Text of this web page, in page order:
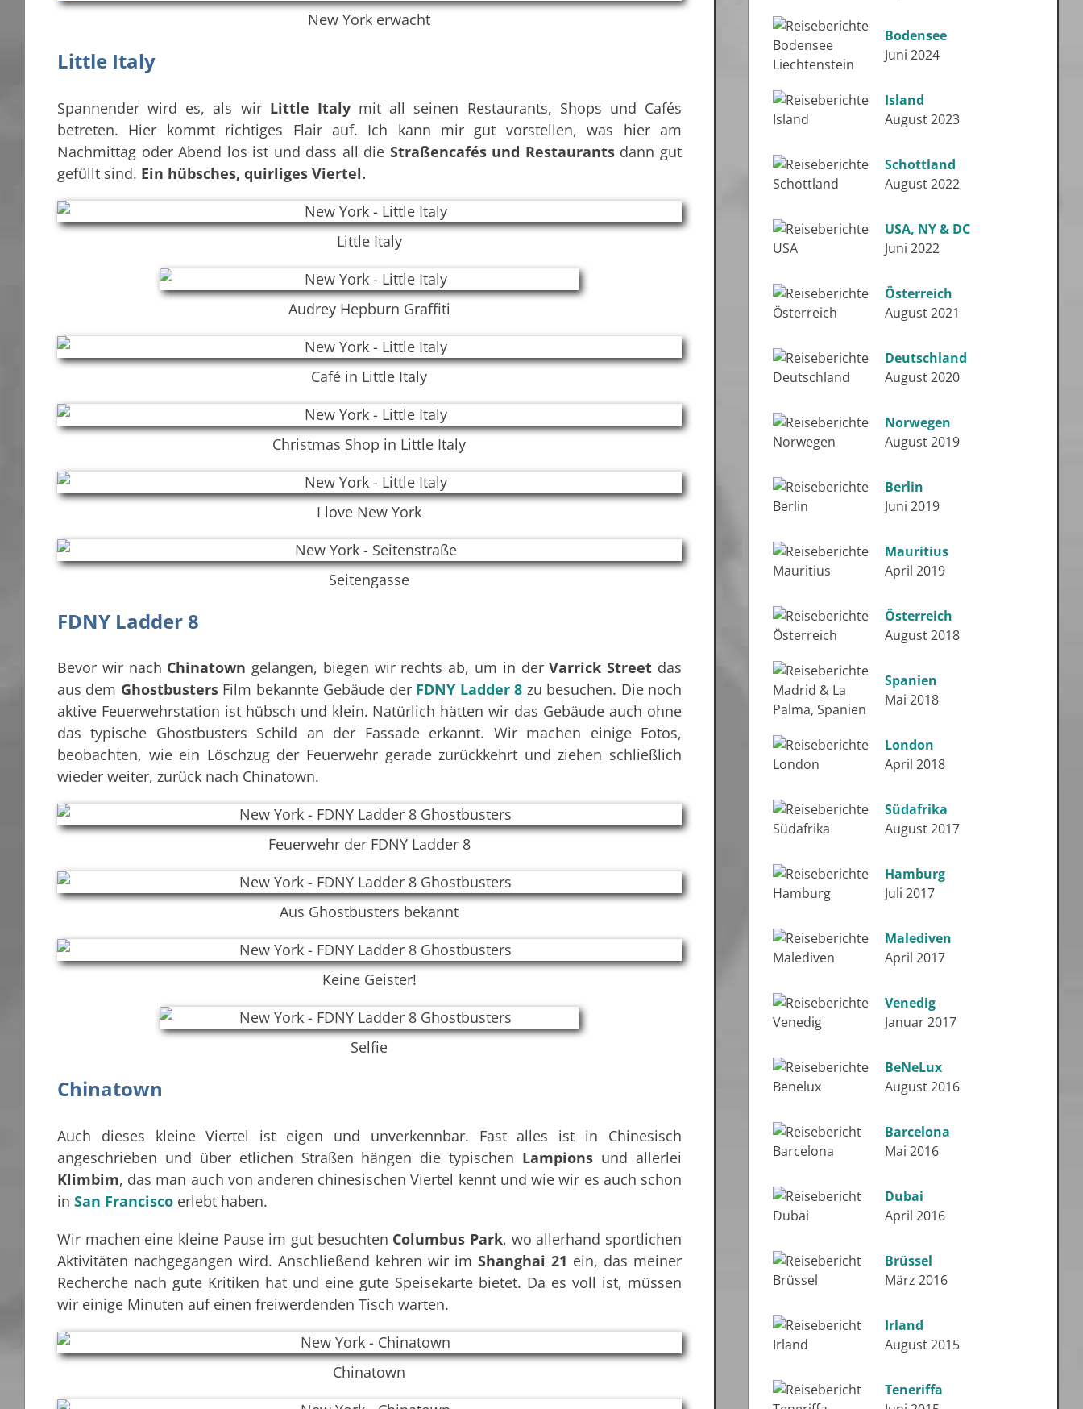
New York erwacht
Little Italy
Spannender wird es, als wir Little Italymit all seinen Restaurants, Shops und Cafés
betreten. Hier kommt richtiges Flair auf. Ich kann mir gut vorstellen, was hier am
Nachmittag oder Abend los ist und dass all die Straßencafés und Restaurantsdann gut
gefüllt sind. Ein hübsches, quirliges Viertel.
Little Italy
Audrey Hepburn Graffiti
Café in Little Italy
Christmas Shop in Little Italy
I love New York
Seitengasse
FDNY Ladder 8
Bevor wir nach Chinatown gelangen, biegen wir rechts ab, um in derVarrick Street das
aus dem GhostbustersFilm bekannte Gebäude der FDNY Ladder 8 zu besuchen. Die noch
aktive Feuerwehrstation ist hübsch und klein. Natürlich hätten wir das Gebäude auch ohne
das typische Ghostbusters Schild an der Fassade erkannt. Wir machen einige Fotos,
beobachten, wie ein Löschzug der Feuerwehr gerade zurückkehrt und ziehen schließlich
wieder weiter, zurück nach Chinatown.
Feuerwehr der FDNY Ladder 8
Aus Ghostbusters bekannt
Keine Geister!
Selfie
Chinatown
Auch dieses kleine Viertel ist eigen und unverkennbar. Fast alles ist in Chinesisch
angeschrieben und über etlichen Straßen hängen die typischen Lampions und allerlei
Klimbim, das man auch von anderen chinesischen Viertel kennt und wie wir es auch schon
in San Franciscoerlebt haben.
Wir machen eine kleine Pause im gut besuchten Columbus Park, wo allerhand sportlichen
Aktivitäten nachgegangen wird. Anschließend kehren wir im Shanghai 21 ein, das meiner
Recherche nach gute Kritiken hat und eine gute Speisekarte bietet. Da es voll ist, müssen
wir einige Minuten auf einen freiwerdenden Tisch warten.
Chinatown
Bodensee
Juni 2024
Island
August 2023
Schottland
August 2022
USA, NY & DC
Juni 2022
Österreich
August 2021
Deutschland
August 2020
Norwegen
August 2019
Berlin
Juni 2019
Mauritius
April 2019
Österreich
August 2018
Spanien
Mai 2018
London
April 2018
Südafrika
August 2017
Hamburg
Juli 2017
Malediven
April 2017
Venedig
Januar 2017
BeNeLux
August 2016
Barcelona
Mai 2016
Dubai
April 2016
Brüssel
März 2016
Irland
August 2015
Teneriffa